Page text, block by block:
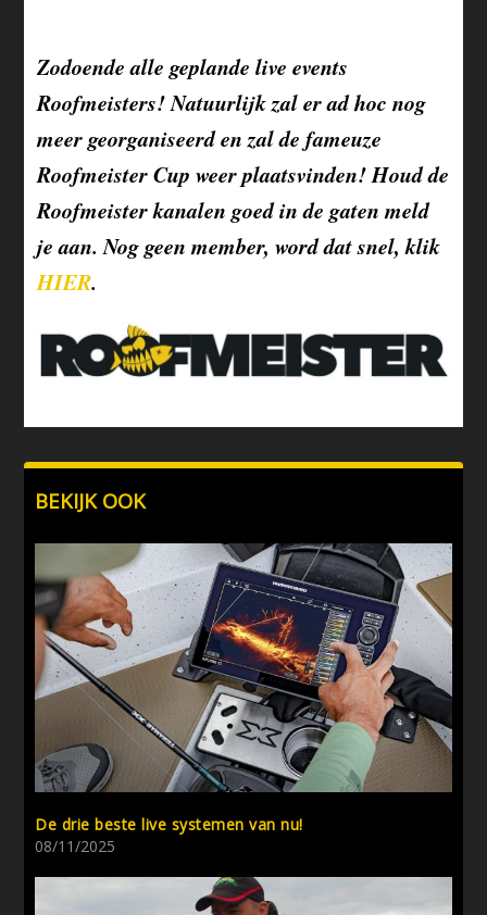
Zodoende alle geplande live events
Roofmeisters! Natuurlijk zal er ad hoc nog
meer georganiseerd en zal de fameuze
Roofmeister Cup weer plaatsvinden! Houd de
Roofmeister kanalen goed in de gaten meld
je aan. Nog geen member, word dat snel, klik
HIER.
BEKIJK OOK
De drie beste live systemen van nu!
08/11/2025